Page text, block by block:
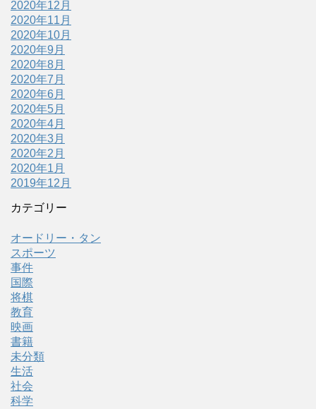
2020年12月
2020年11月
2020年10月
2020年9月
2020年8月
2020年7月
2020年6月
2020年5月
2020年4月
2020年3月
2020年2月
2020年1月
2019年12月
カテゴリー
オードリー・タン
スポーツ
事件
国際
将棋
教育
映画
書籍
未分類
生活
社会
科学